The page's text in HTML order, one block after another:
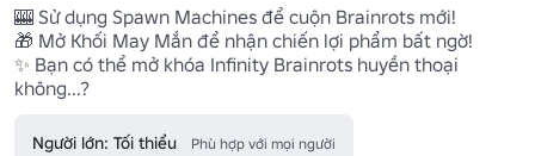
🎰 Sử dụng Spawn Machines để cuộn Brainrots mới!
🎁 Mở Khối May Mắn để nhận chiến lợi phẩm bất ngờ!
✨ Bạn có thể mở khóa Infinity Brainrots huyền thoại
không...?
Người lớn: Tối thiểu Phù hợp với mọi người